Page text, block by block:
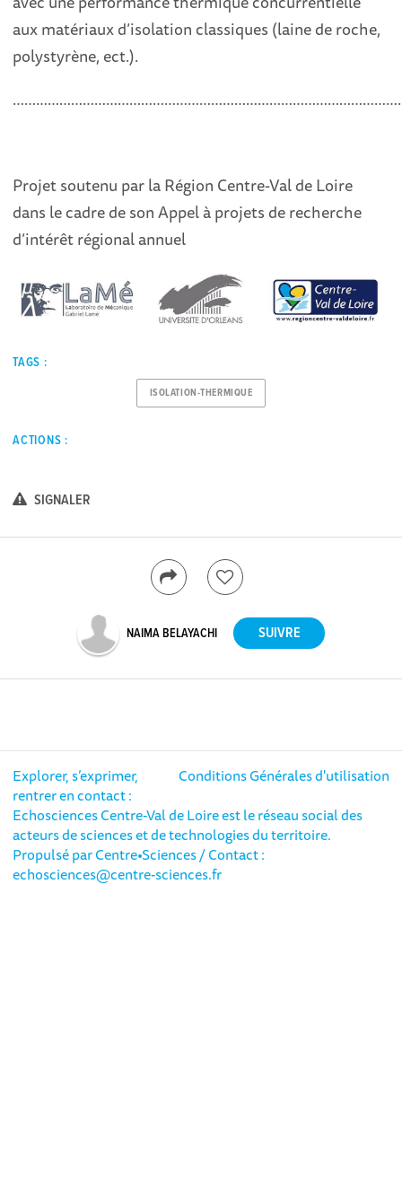
aux matériaux d’isolation classiques (laine de roche,
polystyrène, ect.).
Projet soutenu par la Région Centre-Val de Loire
dans le cadre de son Appel à projets de recherche
d’intérêt régional annuel
TAGS :
ISOLATION-THERMIQUE
ACTIONS :
SIGNALER
NAIMA BELAYACHI
Conditions Générales d'utilisation
Explorer, s’exprimer,
rentrer en contact :
Echosciences Centre-Val de Loire est le réseau social des
acteurs de sciences et de technologies du territoire.
Propulsé parCentre•Sciences/ Contact :
echosciences@centre-sciences.fr